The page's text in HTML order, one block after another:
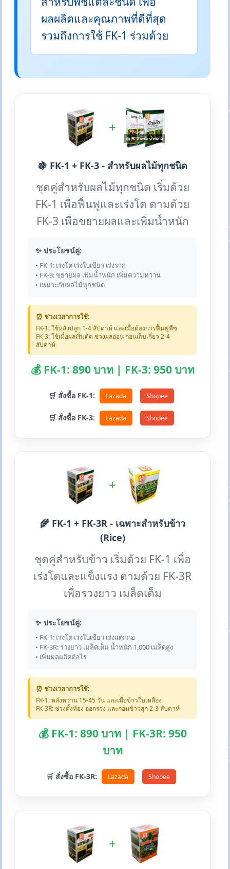
ผลผลิตและคุณภาพที่ดีที่สุด
รวมถึงการใช้ FK-1 ร่วมด้วย
+
🍇 FK-1 + FK-3 - สำหรับผลไม้ทุกชนิด
ชุดคู่สำหรับผลไม้ทุกชนิด เริ่มด้วย
FK-1 เพื่อฟื้นฟูและเร่งโต ตามด้วย
FK-3 เพื่อขยายผลและเพิ่มน้ำหนัก
✨ ประโยชน์คู่:
• FK-1: เร่งโต เร่งใบเขียว เร่งราก
• FK-3: ขยายผล เพิ่มน้ำหนัก เพิ่มความหวาน
• เหมาะกับผลไม้ทุกชนิด
⏰ ช่วงเวลาการใช้:
FK-1: ใช้หลังปลูก 1-4 สัปดาห์ และเมื่อต้องการฟื้นฟูพืช
FK-3: ใช้เมื่อผลเริ่มติด ช่วงผลอ่อน ก่อนเก็บเกี่ยว 2-4
สัปดาห์
💰 FK-1: 890 บาท | FK-3: 950 บาท
🛒 สั่งซื้อ FK-1: Lazada Shopee
🛒 สั่งซื้อ FK-3: Lazada Shopee
+
🌾 FK-1 + FK-3R - เฉพาะสำหรับข้าว
(Rice)
ชุดคู่สำหรับข้าว เริ่มด้วย FK-1 เพื่อ
เร่งโตและแข็งแรง ตามด้วย FK-3R
เพื่อรวงยาว เมล็ดเต็ม
✨ ประโยชน์คู่:
• FK-1: เร่งโต เร่งใบเขียว เร่งแตกกอ
• FK-3R: รวงยาว เมล็ดเต็ม น้ำหนัก 1,000 เมล็ดสูง
• เพิ่มผลผลิตต่อไร่
⏰ ช่วงเวลาการใช้:
FK-1: หลังหว่าน 15-45 วัน และเมื่อข้าวใบเหลือง
FK-3R: ช่วงตั้งท้อง ออกรวง และก่อนข้าวสุก 2-3 สัปดาห์
💰 FK-1: 890 บาท | FK-3R: 950
บาท
🛒 สั่งซื้อ FK-3R: Lazada Shopee
+